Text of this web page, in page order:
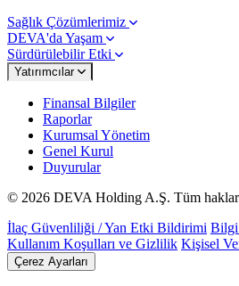
Sağlık Çözümlerimiz
DEVA'da Yaşam
Sürdürülebilir Etki
Yatırımcılar
Finansal Bilgiler
Raporlar
Kurumsal Yönetim
Genel Kurul
Duyurular
© 2026 DEVA Holding A.Ş. Tüm hakları
İlaç Güvenliliği / Yan Etki Bildirimi Bilgi
Kullanım Koşulları ve Gizlilik Kişisel
Çerez Ayarları